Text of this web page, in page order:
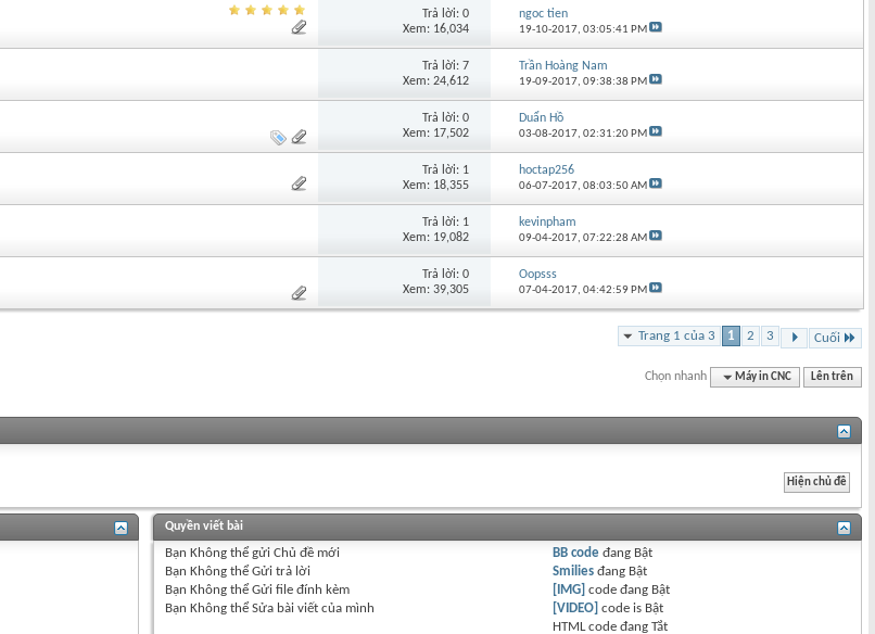
Trả lời: 0
Xem: 16,034
ngoc tien
19-10-2017,03:05:41 PM
Trả lời: 7
Xem: 24,612
Trần Hoàng Nam
19-09-2017,09:38:38 PM
Trả lời: 0
Xem: 17,502
Duẩn Hồ
03-08-2017,02:31:20 PM
Trả lời: 1
Xem: 18,355
hoctap256
06-07-2017,08:03:50 AM
Trả lời: 1
Xem: 19,082
kevinpham
09-04-2017,07:22:28 AM
Trả lời: 0
Xem: 39,305
Oopsss
07-04-2017,04:42:59 PM
Trang 1 của 3 1 2 3 Cuối
Chọn nhanh Máy in CNC Lên trên
Quyền viết bài
Bạn Không thểgửi Chủ đề mới
Bạn Không thểGửi trả lời
Bạn Không thểGửi file đính kèm
Bạn Không thểSửa bài viết của mình
BB code đang Bật
Smilies đang Bật
[IMG] code đang Bật
[VIDEO] code is Bật
HTML code đangTắt